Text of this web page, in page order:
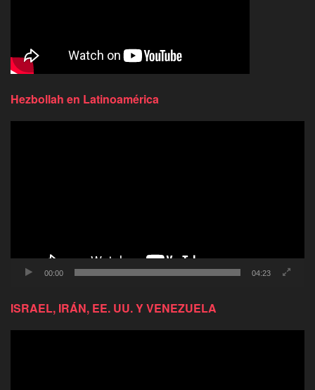
Hezbollah en Latinoamérica
00:00 04:23
ISRAEL, IRÁN, EE. UU. Y VENEZUELA